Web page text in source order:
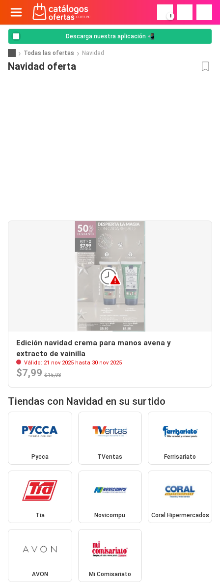
!
Descarga nuestra aplicación 📲
Todas las ofertas Navidad
Navidad oferta
Edición navidad crema para manos avena y
extracto de vainilla
Válido: 21 nov 2025 hasta 30 nov 2025
$7,99 $15,98
Tiendas con Navidad en su surtido
Pycca TVentas Ferrisariato
Tia Novicompu Coral Hipermercados
AVON Mi Comisariato